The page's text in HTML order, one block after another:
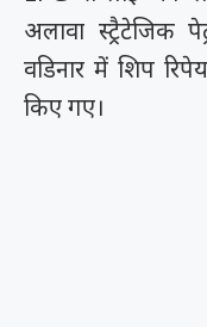
अलावा स्ट्रैटेजिक
वडिनार में शिप
किए गए।